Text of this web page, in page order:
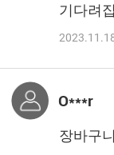
기다려
O***r
장바구